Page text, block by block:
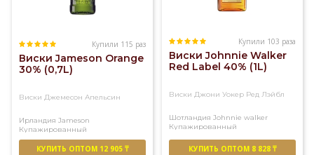
Купили 115 раз
Виски Jameson Orange
30% (0,7L)
Виски Джемесон Апельсин
Ирландия Jameson
Купажированный
КУПИТЬ ОПТОМ 12 905 ₸
Купили 103 раза
Виски Johnnie Walker
Red Label 40% (1L)
Виски Джони Уокер Ред Лэйбл
Шотландия Johnnie walker
Купажированный
КУПИТЬ ОПТОМ 8 828 ₸